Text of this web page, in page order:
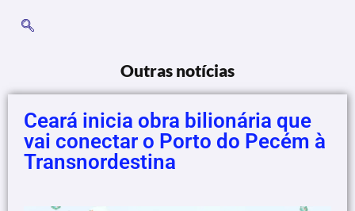
Outras notícias
Ceará inicia obra bilionária que
vai conectar o Porto do Pecém à
Transnordestina